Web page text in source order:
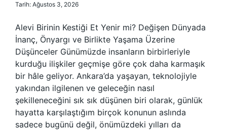
Tarih: Ağustos 3, 2026
Alevi Birinin Kestiği Et Yenir mi? Değişen Dünyada
İnanç, Önyargı ve Birlikte Yaşama Üzerine
Düşünceler Günümüzde insanların birbirleriyle
kurduğu ilişkiler geçmişe göre çok daha karmaşık
bir hâle geliyor. Ankara’da yaşayan, teknolojiyle
yakından ilgilenen ve geleceğin nasıl
şekilleneceğini sık sık düşünen biri olarak, günlük
hayatta karşılaştığım birçok konunun aslında
sadece bugünü değil, önümüzdeki yılları da